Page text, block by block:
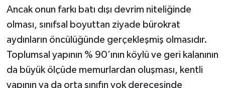
Ancak onun farkı batı dışı devrim niteliğinde
olması, sınıfsal boyuttan ziyade bürokrat
aydınların öncülüğünde gerçekleşmiş olmasıdır.
Toplumsal yapının % 90’ının köylü ve geri kalanının
da büyük ölçüde memurlardan oluşması, kentli
yapının ya da orta sınıfın yok derecesinde